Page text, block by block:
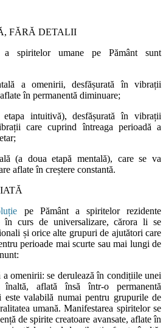
FĂRĂ DETALII
a spiritelor umane pe Pământ sunt
a omenirii, desfășurată în vibrații
în permanentă diminuare;
intuitivă), desfășurată în vibrații
care cuprind întreaga perioadă a
(a doua etapă mentală), care se va
aflate în creștere constantă.
pe Pământ a spiritelor rezidente
în curs de universalizare, cărora li se
și orice alte grupuri de ajutători care
perioade mai scurte sau mai lungi de
a omenirii: se derulează în condițiile unei
aflată însă într-o permanentă
este valabilă numai pentru grupurile de
umană. Manifestarea spiritelor se
de spirite creatoare avansate, aflate în